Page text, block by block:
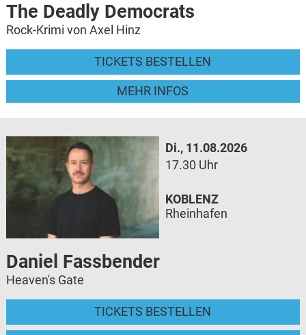
The Deadly Democrats
Rock-Krimi von Axel Hinz
TICKETS BESTELLEN
MEHR INFOS
Di., 11.08.2026
17.30 Uhr
Daniel Fassbender
Heaven's Gate
TICKETS BESTELLEN
KOBLENZ
Rheinhafen